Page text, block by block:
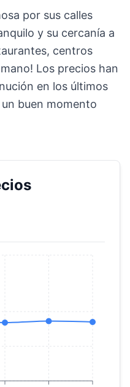
por sus calles
y su cercanía a
centros
Los precios han
en los últimos
un buen momento